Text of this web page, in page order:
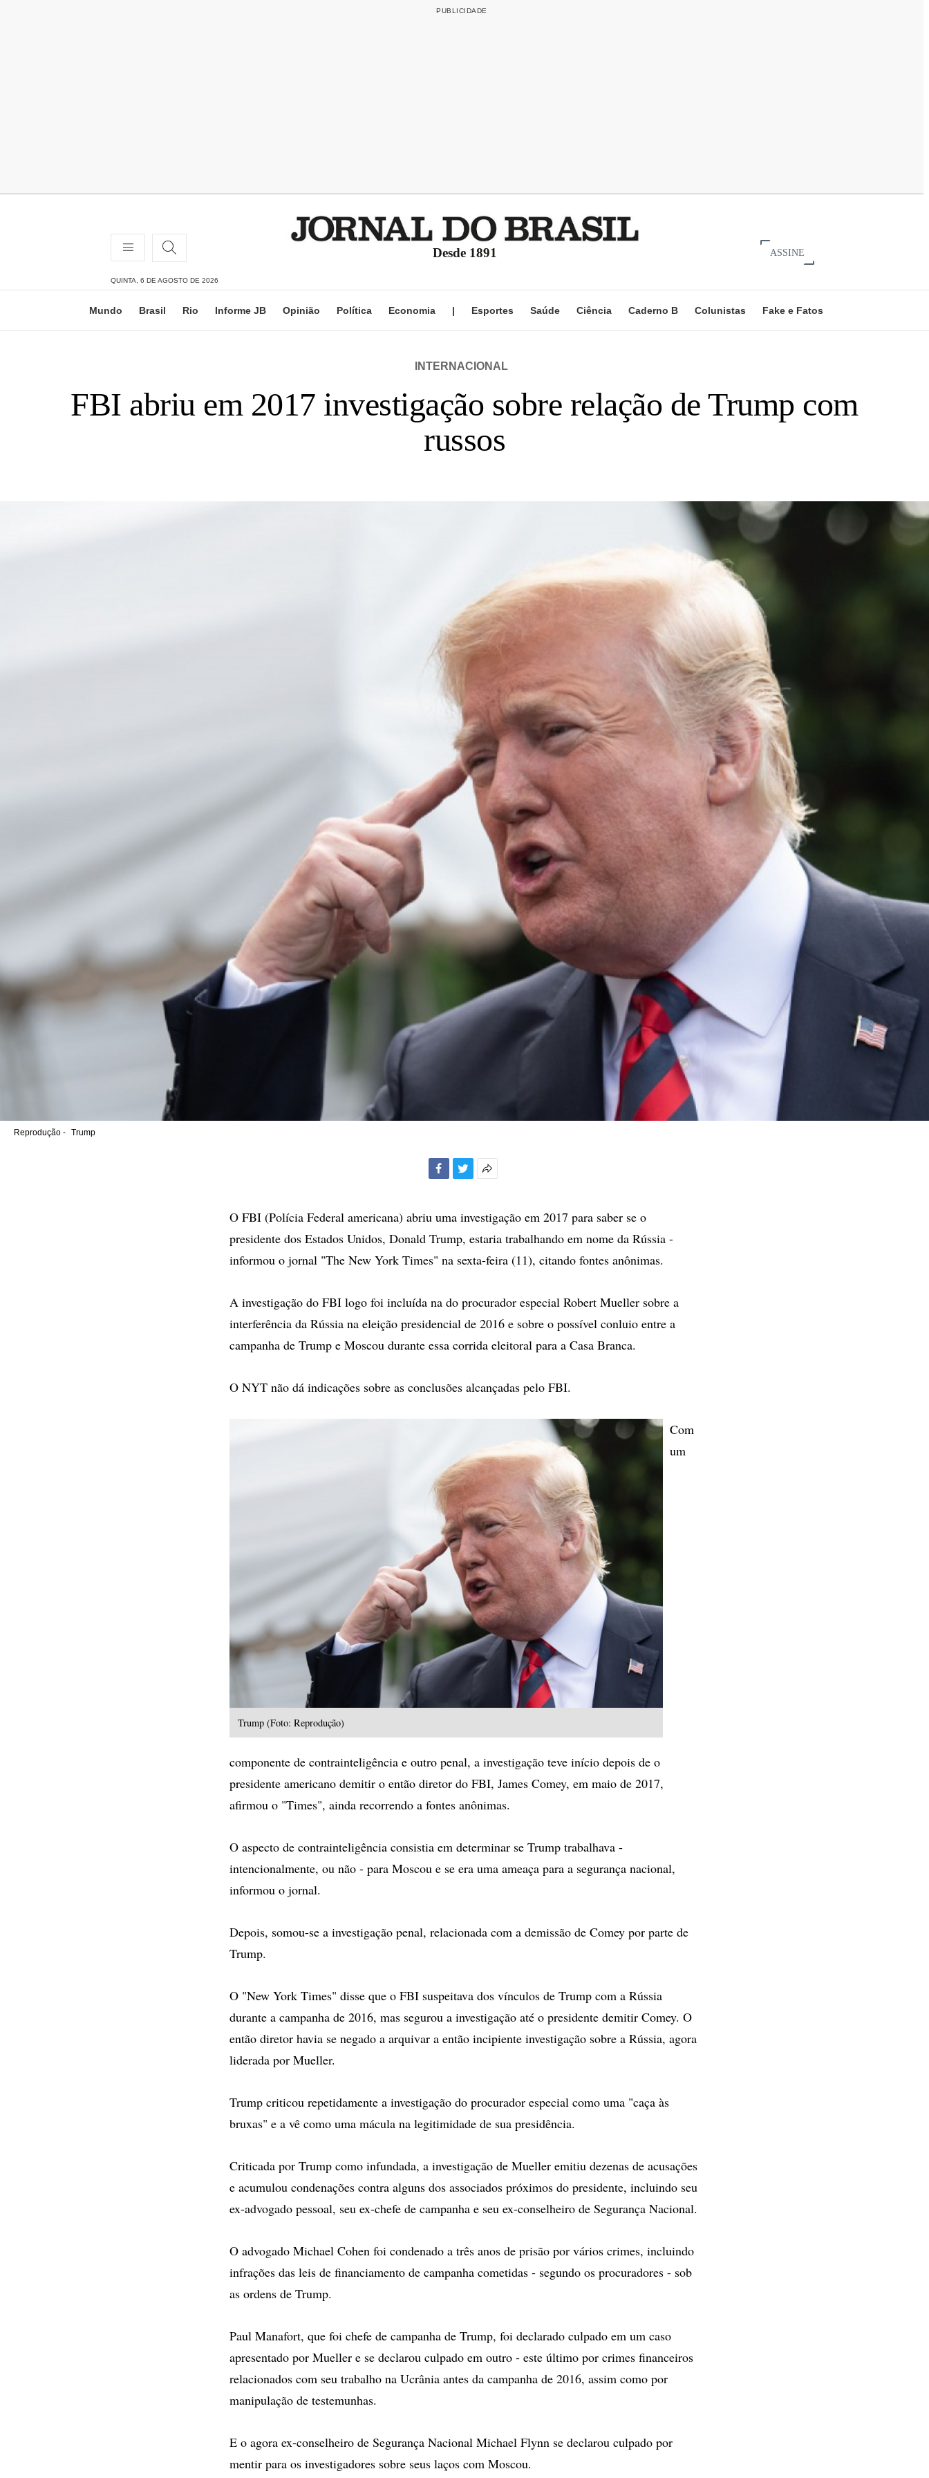
Desde 1891 ASSINE
QUINTA, 6 DE AGOSTO DE 2026
Mundo Brasil Rio Informe JB Opinião Política Economia | Esportes Saúde Ciência Caderno B Colunistas Fake e Fatos
INTERNACIONAL
FBI abriu em 2017 investigação sobre relação de Trump com
russos
Reprodução - Trump
compartilhamento
O FBI (Polícia Federal americana) abriu uma investigação em 2017 para saber se o
presidente dos Estados Unidos, Donald Trump, estaria trabalhando em nome da Rússia -
informou o jornal "The New York Times" na sexta-feira (11), citando fontes anônimas.
A investigação do FBI logo foi incluída na do procurador especial Robert Mueller sobre a
interferência da Rússia na eleição presidencial de 2016 e sobre o possível conluio entre a
campanha de Trump e Moscou durante essa corrida eleitoral para a Casa Branca.
O NYT não dá indicações sobre as conclusões alcançadas pelo FBI.
Trump (Foto: Reprodução)
Com
um
componente de contrainteligência e outro penal, a investigação teve início depois de o
presidente americano demitir o então diretor do FBI, James Comey, em maio de 2017,
afirmou o "Times", ainda recorrendo a fontes anônimas.
O aspecto de contrainteligência consistia em determinar se Trump trabalhava -
intencionalmente, ou não - para Moscou e se era uma ameaça para a segurança nacional,
informou o jornal.
Depois, somou-se a investigação penal, relacionada com a demissão de Comey por parte de
Trump.
O "New York Times" disse que o FBI suspeitava dos vínculos de Trump com a Rússia
durante a campanha de 2016, mas segurou a investigação até o presidente demitir Comey. O
então diretor havia se negado a arquivar a então incipiente investigação sobre a Rússia, agora
liderada por Mueller.
Trump criticou repetidamente a investigação do procurador especial como uma "caça às
bruxas" e a vê como uma mácula na legitimidade de sua presidência.
Criticada por Trump como infundada, a investigação de Mueller emitiu dezenas de acusações
e acumulou condenações contra alguns dos associados próximos do presidente, incluindo seu
ex-advogado pessoal, seu ex-chefe de campanha e seu ex-conselheiro de Segurança Nacional.
O advogado Michael Cohen foi condenado a três anos de prisão por vários crimes, incluindo
infrações das leis de financiamento de campanha cometidas - segundo os procuradores - sob
as ordens de Trump.
Paul Manafort, que foi chefe de campanha de Trump, foi declarado culpado em um caso
apresentado por Mueller e se declarou culpado em outro - este último por crimes financeiros
relacionados com seu trabalho na Ucrânia antes da campanha de 2016, assim como por
manipulação de testemunhas.
E o agora ex-conselheiro de Segurança Nacional Michael Flynn se declarou culpado por
mentir para os investigadores sobre seus laços com Moscou.